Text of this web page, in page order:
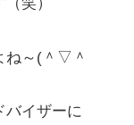
ね～(＾▽＾
バイザーに